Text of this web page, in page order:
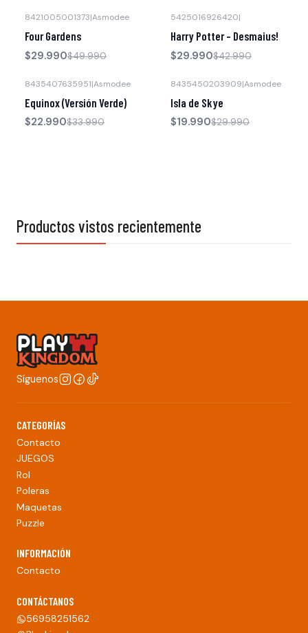
8421005001373|Asmodee
Four Gardens
$29.990$49.990
5425016926420|
Harry Potter – Desmaius!
$29.990$42.990
8435407635951|Asmodee
Equinox (Versión Verde)
$22.990$33.990
8435450203909|Asmodee
Isla de Skye
$19.990$29.990
Productos vistos recientemente
Síguenos
CATEGORÍAS
Contacto
JUEGOS
Rol
Poleras
Maquetas
Puzzle
INFORMACIÓN
Contacto
CONTÁCTANOS
56958251562